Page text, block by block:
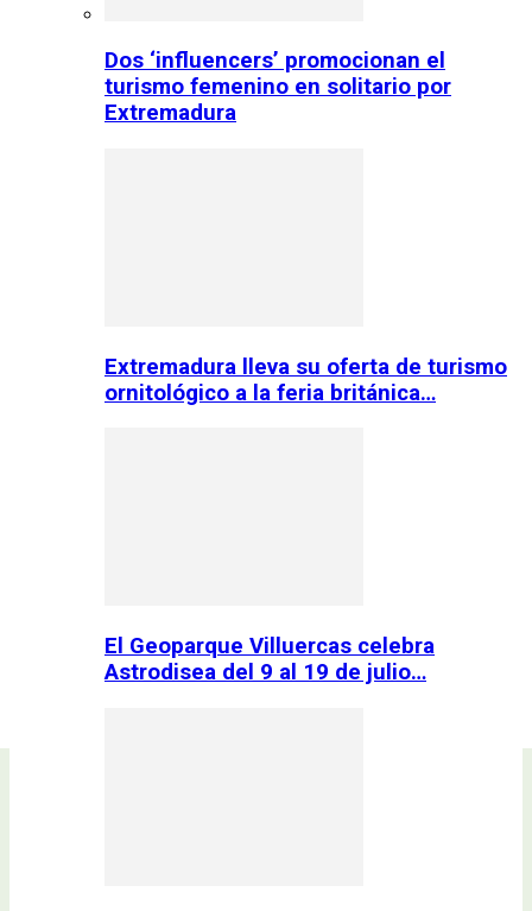
Dos ‘influencers’ promocionan el
turismo femenino en solitario por
Extremadura
Extremadura lleva su oferta de turismo
ornitológico a la feria británica…
El Geoparque Villuercas celebra
Astrodisea del 9 al 19 de julio…